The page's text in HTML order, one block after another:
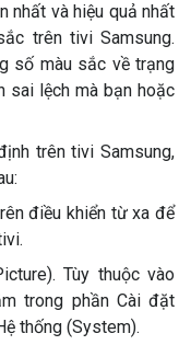
nhất và hiệu quả nhất
trên tivi Samsung.
số màu sắc về trạng
sai lệch mà bạn hoặc
trên tivi Samsung,
điều khiển từ xa để
Tùy thuộc vào
trong phần Cài đặt
thống (System).